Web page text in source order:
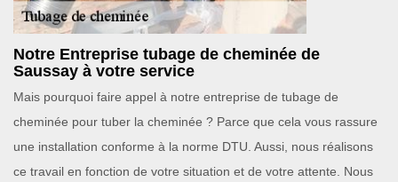
Notre Entreprise tubage de cheminée de
Saussay à votre service
Mais pourquoi faire appel à notre entreprise de tubage de
cheminée pour tuber la cheminée ? Parce que cela vous rassure
une installation conforme à la norme DTU. Aussi, nous réalisons
ce travail en fonction de votre situation et de votre attente. Nous